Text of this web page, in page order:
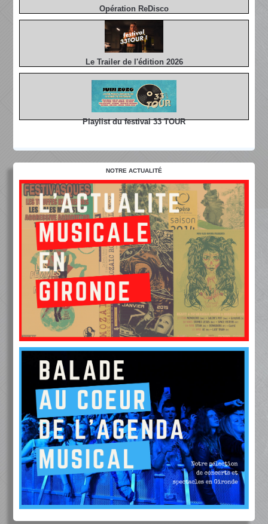
Opération ReDisco
Le Trailer de l'édition 2026
Playlist du festival 33 TOUR
NOTRE ACTUALITÉ